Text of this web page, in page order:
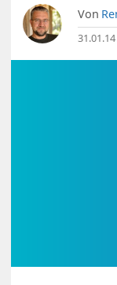
Von